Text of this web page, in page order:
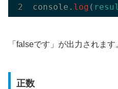
console. log (
「falseです」が出力されます
正数